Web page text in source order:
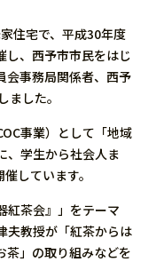
住宅で、平成30年度
し、西予市市民をはじ
会事務局関係者、西予
した。
事業）として「地域
、学生から社会人ま
しています。
紅茶会』」をテーマ
夫教授が「紅茶からは
茶」の取り組みなどを